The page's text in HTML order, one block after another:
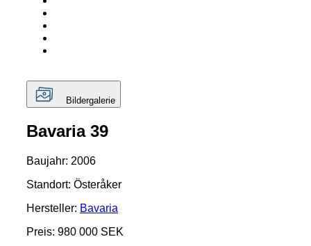
Bildergalerie
Bavaria 39
Baujahr: 2006
Standort: Österåker
Hersteller: Bavaria
Preis: 980 000 SEK